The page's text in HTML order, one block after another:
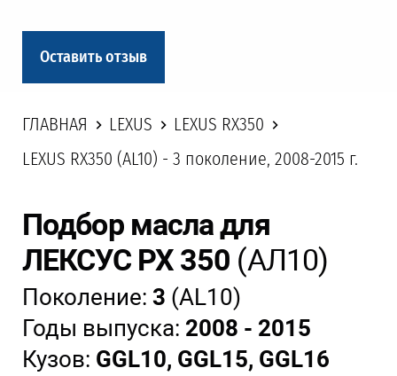
Оставить отзыв
ГЛАВНАЯ LEXUS
LEXUS RX350
LEXUS RX350 (AL10) - 3 поколение, 2008-2015 г.
Подбор масла для
ЛЕКСУС РХ 350 (АЛ10)
Поколение: 3 (AL10)
Годы выпуска: 2008 - 2015
Кузов: GGL10, GGL15, GGL16